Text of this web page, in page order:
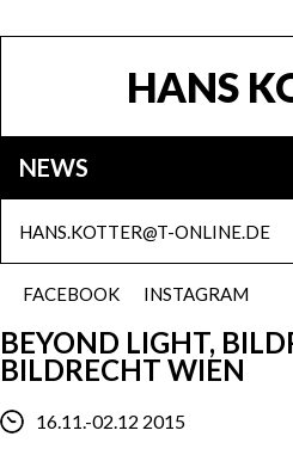
HANS
NEWS
INSTAGRAM
FACEBOOK
HANS.KOTTER@T-ONLINE.DE
BEYOND LIGHT,
BILDRECHT WIEN
16.11.-02.12 2015